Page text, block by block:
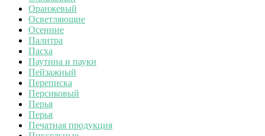
Оранжевый
Осветляющие
Осенние
Палитра
Пасха
Паутина и пауки
Пейзажный
Переписка
Персиковый
Перья
Перья
Печатная продукция